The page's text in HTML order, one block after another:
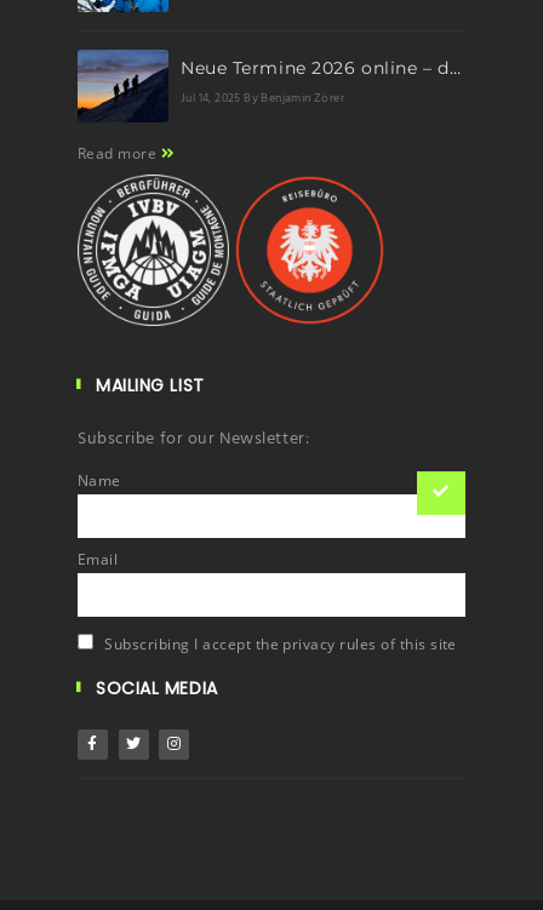
Neue Termine 2026 online – dein nächstes Abenteuer wartet!
Jul 14, 2025 By Benjamin Zörer
Read more
MAILING LIST
Subscribe for our Newsletter:
Name
Email
Subscribing I accept the privacy rules of this site
SOCIAL MEDIA